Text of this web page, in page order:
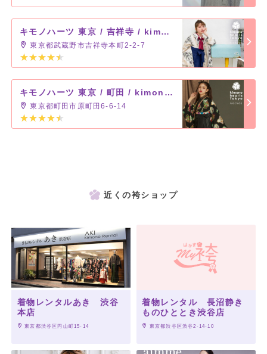
キモノハーツ 東京 / 吉祥寺 / kimono hearts Tokyo-kichijoji-
東京都武蔵野市吉祥寺本町2-2-7
キモノハーツ 東京 / 町田 / kimono hearts Tokyo-machida-
東京都町田市原町田6-6-14
近くの袴ショップ
着物レンタルあき 渋谷
本店
東京都渋谷区円山町15-14
着物レンタル 長沼静き
ものひととき渋谷店
東京都渋谷区渋谷2-14-10